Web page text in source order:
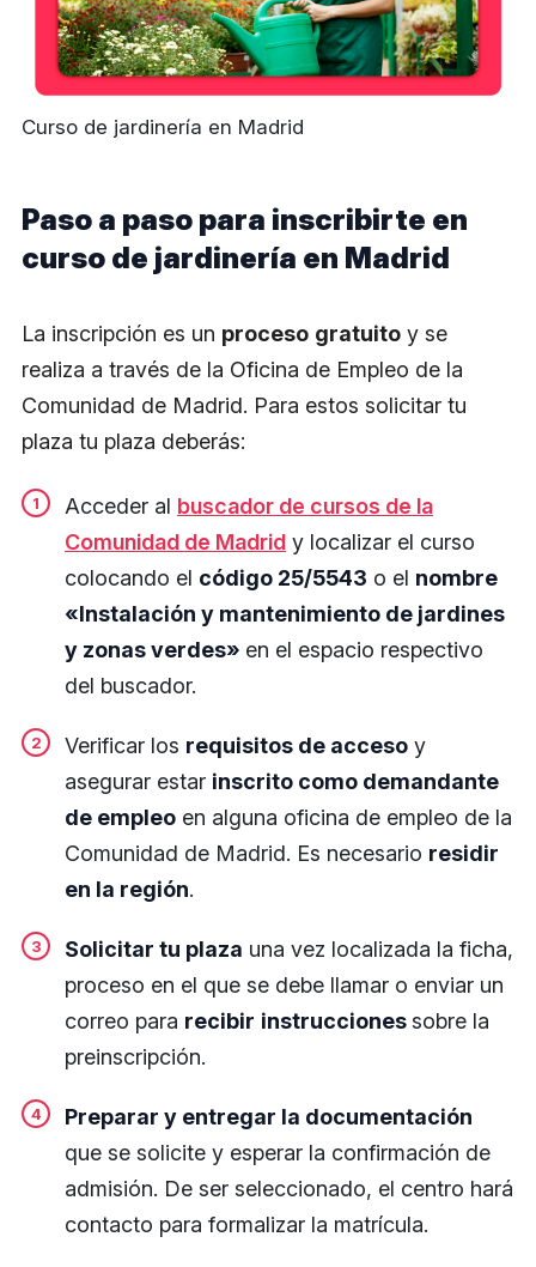
Curso de jardinería en Madrid
Paso a paso para inscribirte en
curso de jardinería en Madrid
La inscripción es un proceso gratuito y se
realiza a través de la Oficina de Empleo de la
Comunidad de Madrid. Para estos solicitar tu
plaza tu plaza deberás:
Acceder al buscador de cursos de la
Comunidad de Madrid y localizar el curso
colocando el código 25/5543 o el nombre
«Instalación y mantenimiento de jardines
y zonas verdes» en el espacio respectivo
del buscador.
Verificar los requisitos de acceso y
asegurar estar inscrito como demandante
de empleo en alguna oficina de empleo de la
Comunidad de Madrid. Es necesario residir
en la región.
Solicitar tu plaza una vez localizada la ficha,
proceso en el que se debe llamar o enviar un
correo para recibir instruccionessobre la
preinscripción.
Preparar y entregar la documentación
que se solicite y esperar la confirmación de
admisión. De ser seleccionado, el centro hará
contacto para formalizar la matrícula.